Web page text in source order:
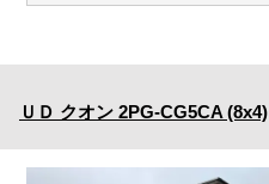
ＵＤ クオン 2PG-CG5CA (8x4)